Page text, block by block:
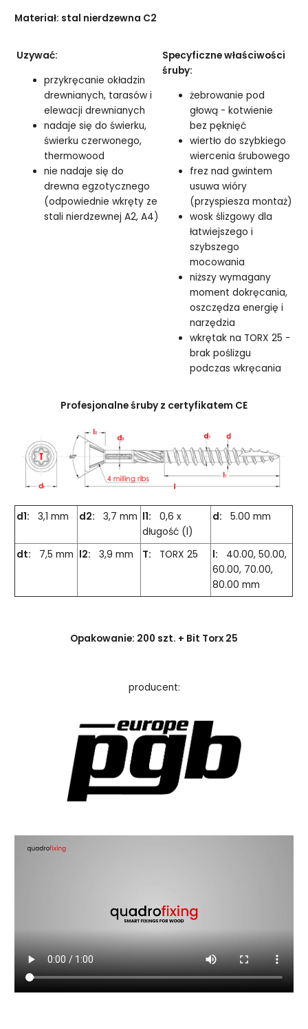
Materiał: stal nierdzewna C2
Uzywać:
przykręcanie okładzin
drewnianych, tarasów i
elewacji drewnianych
nadaje się do świerku,
świerku czerwonego,
thermowood
nie nadaje się do
drewna egzotycznego
(odpowiednie wkręty ze
stali nierdzewnej A2, A4)
Specyficzne właściwości
śruby:
żebrowanie pod
głową - kotwienie
bez pęknięć
wiertło do szybkiego
wiercenia śrubowego
frez nad gwintem
usuwa wióry
(przyspiesza montaż)
wosk ślizgowy dla
łatwiejszego i
szybszego
mocowania
niższy wymagany
moment dokręcania,
oszczędza energię i
narzędzia
wkrętak na TORX 25 -
brak poślizgu
podczas wkręcania
Profesjonalne śruby z certyfikatem CE
d1: 3,1 mm d2: 3,7 mm l1: 0,6 x
długość (l)
d: 5.00 mm
dt: 7,5 mm l2: 3,9 mm T: TORX 25 l: 40.00, 50.00,
60.00, 70.00,
80.00 mm
Opakowanie: 200 szt. + Bit Torx 25
producent: